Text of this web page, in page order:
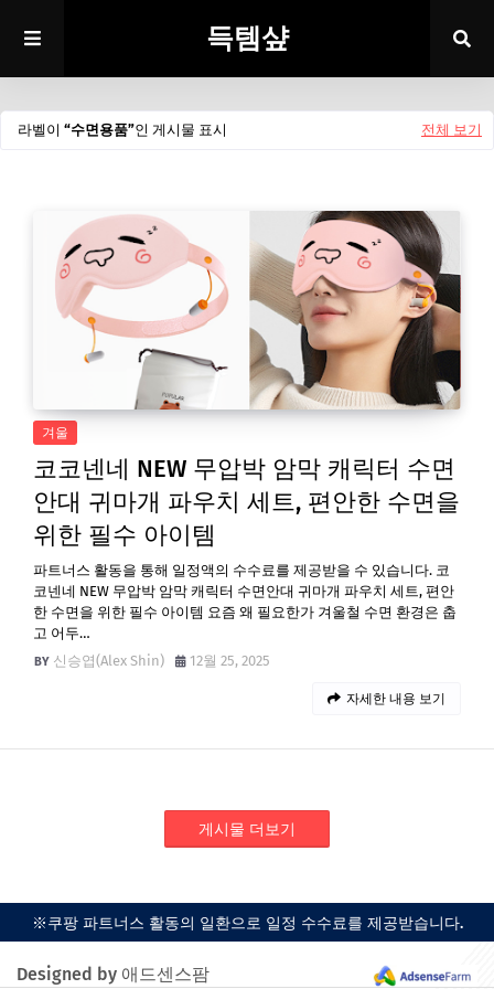
득템샾
라벨이 수면용품 인 게시물 표시 전체 보기
겨울
코코넨네 NEW 무압박 암막 캐릭터 수면
안대 귀마개 파우치 세트, 편안한 수면을
위한 필수 아이템
파트너스 활동을 통해 일정액의 수수료를 제공받을 수 있습니다. 코
코넨네 NEW 무압박 암막 캐릭터 수면안대 귀마개 파우치 세트, 편안
한 수면을 위한 필수 아이템 요즘 왜 필요한가 겨울철 수면 환경은 춥
고 어두…
신승엽(Alex Shin)
12월 25, 2025
자세한 내용 보기
게시물 더보기
※쿠팡 파트너스 활동의 일환으로 일정 수수료를 제공받습니다.
Designed by 애드센스팜